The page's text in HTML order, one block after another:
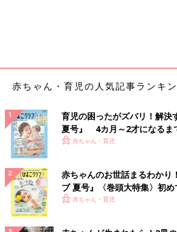
赤ちゃん・育児の人気記事ランキ
育児の困ったがズバリ！解決
夏号』 4カ月～2才になるま
いっぱい！
赤ちゃん・育児
赤ちゃんのお世話まるわかり
ブ 夏号』〈巻頭大特集〉初
く！ おっぱい・ミルクの基本
赤ちゃん・育児